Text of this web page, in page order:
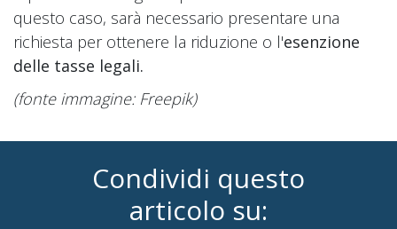
questo caso, sarà necessario presentare una
richiesta per ottenere la riduzione o l'esenzione
delle tasse legali.
(fonte immagine: Freepik)
Condividi questo
articolo su: